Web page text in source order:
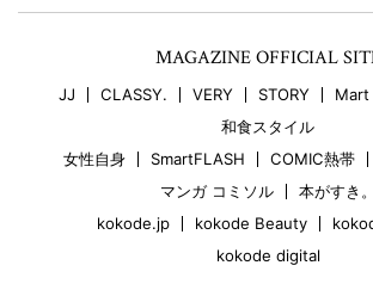
MAGAZINE OFFICIAL
JJ CLASSY. VERY STORY Mart
和食スタイル
女性自身
SmartFLASH COMIC熱帯
マンガ コミソル
本がすき。
kokode.jp
kokode Beauty
kokode digital